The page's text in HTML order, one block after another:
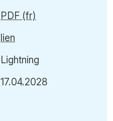
PDF (fr)
lien
Lightning
17.04.2028